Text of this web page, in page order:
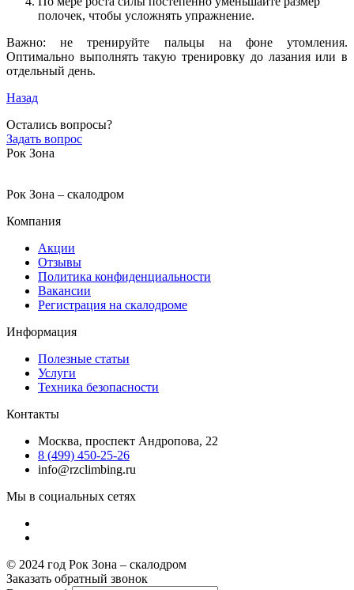
полочек, чтобы усложнять упражнение.
Важно: не тренируйте пальцы на фоне утомления.
Оптимально выполнять такую тренировку до лазания или в
отдельный день.
Назад
Остались вопросы?
Задать вопрос
Рок Зона
Рок Зона – скалодром
Компания
Акции
Отзывы
Политика конфиденциальности
Вакансии
Регистрация на скалодроме
Информация
Полезные статьи
Услуги
Техника безопасности
Контакты
Москва, проспект Андропова, 22
8 (499) 450-25-26
info@rzclimbing.ru
Мы в социальных сетях
© 2024 год Рок Зона – скалодром
Заказать обратный звонок